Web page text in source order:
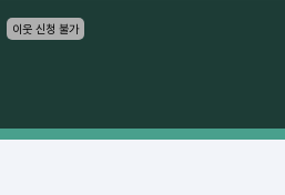
이웃 신청 불가